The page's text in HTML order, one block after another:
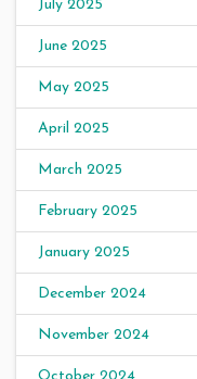
July 2025
June 2025
May 2025
April 2025
March 2025
February 2025
January 2025
December 2024
November 2024